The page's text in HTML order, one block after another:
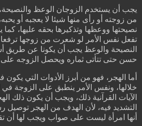
يجب أن يستخدم الزوجان الوعظ والنصيحة،
من زوجته أو رأى منها شيئا لا يعجبه أو
نصيحتها ووعظها وتذكيرها بحقه عليها،
تفعل نفس الأمر لو شعرت من زوجها ترفعا
النصيحة والوعظ يجب أن يكونا عن طريق
حسن حتى تتأتى ثماره ويحصل الزوجه على
أما الهجر، فهو من أبرز الأدوات التي
خلالها، ونفس الأمر ينطبق على الزوجة
الآيات القرآنية ذلك، ويجب أن يكون ذلك
التشديد فيه، لأن الهدف من الهجر توصيل
أنها امرأة ليست على صواب ويجب لها أن